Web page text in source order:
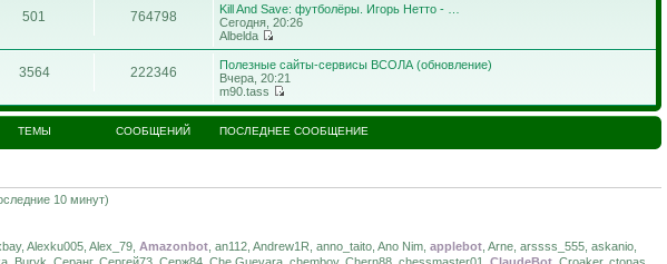
501 764798
Kill And Save: футболёры. Игорь Нетто - …
Сегодня, 20:26
Albelda
3564 222346
Полезные сайты-сервисы ВСОЛА (обновление)
Вчера, 20:21
m90.tass
ТЕМЫ СООБЩЕНИЙ ПОСЛЕДНЕЕ СООБЩЕНИЕ
10 минут)
Alexku005, Alex_79, Amazonbot , an112, Andrew1R, anno_taito, Ano Nim, applebot , Arne, arssss_555, askanio,
Buryk, Серанг, Сергей73, Серж84, Che Guevara, chemboy, Chern88, chessmaster01, ClaudeBot , Croaker, ctonas,